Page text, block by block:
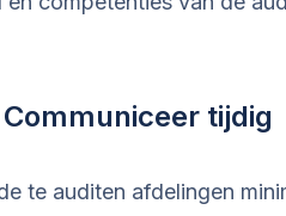
tijdig
te auditen afdelingen